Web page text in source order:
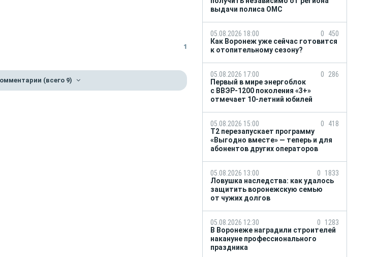
1
(всего 9)
выдачи полиса ОМС
05.08.2026 18:00 0
450
Как Воронеж уже сейчас готовится
к отопительному сезону?
05.08.2026 17:00 0
286
Первый в мире энергоблок
с ВВЭР-1200 поколения «3+»
отмечает 10-летний юбилей
05.08.2026 15:00 0
418
Т2 перезапускает программу
«Выгодно вместе» — теперь и для
абонентов других операторов
05.08.2026 13:00 0
1833
Ловушка наследства: как удалось
защитить воронежскую семью
от чужих долгов
05.08.2026 12:30 0
1283
В Воронеже наградили строителей
накануне профессионального
праздника